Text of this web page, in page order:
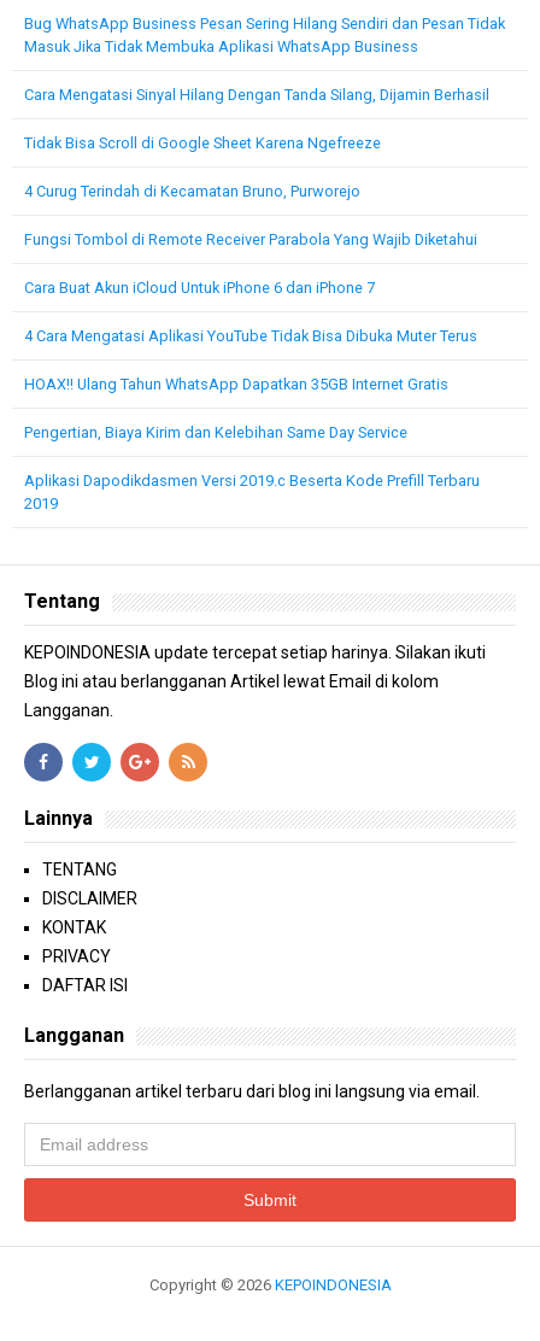
Bug WhatsApp Business Pesan Sering Hilang Sendiri dan Pesan Tidak
Masuk Jika Tidak Membuka Aplikasi WhatsApp Business
Cara Mengatasi Sinyal Hilang Dengan Tanda Silang, Dijamin Berhasil
Tidak Bisa Scroll di Google Sheet Karena Ngefreeze
4 Curug Terindah di Kecamatan Bruno, Purworejo
Fungsi Tombol di Remote Receiver Parabola Yang Wajib Diketahui
Cara Buat Akun iCloud Untuk iPhone 6 dan iPhone 7
4 Cara Mengatasi Aplikasi YouTube Tidak Bisa Dibuka Muter Terus
HOAX!! Ulang Tahun WhatsApp Dapatkan 35GB Internet Gratis
Pengertian, Biaya Kirim dan Kelebihan Same Day Service
Aplikasi Dapodikdasmen Versi 2019.c Beserta Kode Prefill Terbaru
2019
Tentang
KEPOINDONESIA update tercepat setiap harinya. Silakan ikuti
Blog ini atau berlangganan Artikel lewat Email di kolom
Langganan.
Lainnya
TENTANG
DISCLAIMER
KONTAK
PRIVACY
DAFTAR ISI
Langganan
Berlangganan artikel terbaru dari blog ini langsung via email.
Copyright © 2026 KEPOINDONESIA